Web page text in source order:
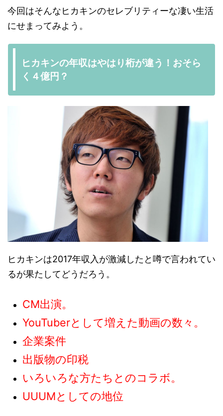
今回はそんなヒカキンのセレブリティーな凄い生活
にせまってみよう。
ヒカキンの年収はやはり桁が違う！おそら
く４億円？
ヒカキンは2017年収入が激減したと噂で言われてい
るが果たしてどうだろう。
CM出演。
YouTuberとして増えた動画の数々。
企業案件
出版物の印税
いろいろな方たちとのコラボ。
UUUMとしての地位